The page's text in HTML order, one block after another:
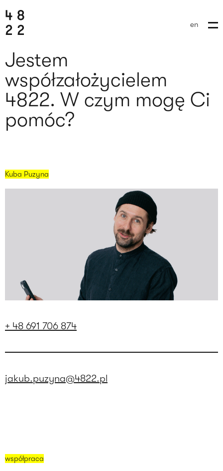
en
Jestem
współzałożycielem
4822. W czym mogę Ci
pomóc?
Kuba Puzyna
+ 48 691 706 874
jakub.puzyna@4822.pl
współpraca